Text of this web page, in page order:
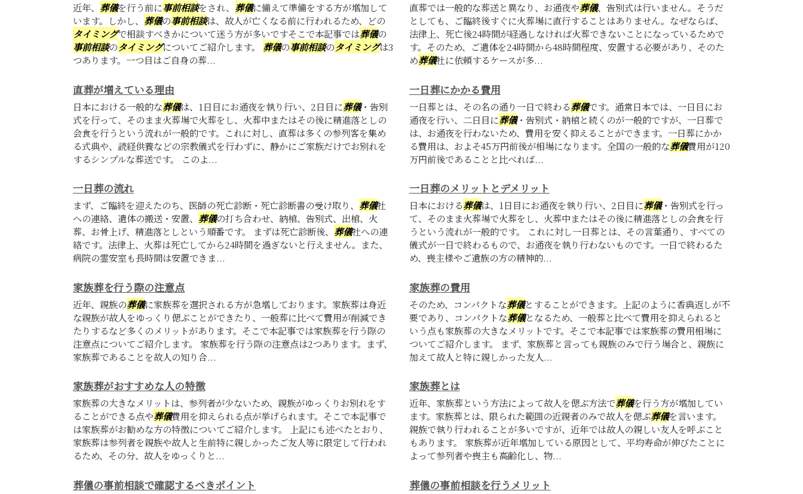
近年、 葬儀を行う前に事前相談をされ、 葬儀に備えて準備をする方が増加して
います。しかし、 葬儀の事前相談は、故人が亡くなる前に行われるため、どの
タイミングで相談すべきかについて迷う方が多いですそこで本記事では葬儀の
事前相談のタイミングについてご紹介します。 葬儀の事前相談のタイミングは3
つあります。一つ目はご自身の葬...
直葬では一般的な葬送と異なり、お通夜や葬儀、告別式は行いません。そうだ
としても、ご臨終後すぐに火葬場に直行することはありません。なぜならば、
法律上、死亡後24時間が経過しなければ火葬できないことになっているためで
す。そのため、ご遺体を24時間から48時間程度、安置する必要があり、そのた
め葬儀社に依頼するケースが多...
直葬が増えている理由
日本における一般的な葬儀は、1日目にお通夜を執り行い、2日目に葬儀・告別
式を行って、そのまま火葬場で火葬をし、火葬中またはその後に精進落としの
会食を行うという流れが一般的です。これに対し、直葬は多くの参列客を集め
る式典や、読経供養などの宗教儀式を行わずに、静かにご家族だけでお別れを
するシンプルな葬送です。 このよ...
一日葬にかかる費用
一日葬とは、その名の通り一日で終わる葬儀です。通常日本では、一日目にお
通夜を行い、二日目に葬儀・告別式・納棺と続くのが一般的ですが、一日葬で
は、お通夜を行わないため、費用を安く抑えることができます。一日葬にかか
る費用は、およそ45万円前後が相場になります。全国の一般的な葬儀費用が120
万円前後であることと比べれば...
一日葬の流れ
まず、ご臨終を迎えたのち、医師の死亡診断・死亡診断書の受け取り、 葬儀社
への連絡、遺体の搬送・安置、 葬儀の打ち合わせ、納棺、告別式、出棺、火
葬、お骨上げ、精進落としという順番です。 まずは死亡診断後、 葬儀社への連
絡です。法律上、火葬は死亡してから24時間を過ぎないと行えません。また、
病院の霊安室も長時間は安置できま...
一日葬のメリットとデメリット
日本における葬儀は、1日目にお通夜を執り行い、2日目に葬儀・告別式を行っ
て、そのまま火葬場で火葬をし、火葬中またはその後に精進落としの会食を行
うという流れが一般的です。 これに対し一日葬とは、その言葉通り、すべての
儀式が一日で終わるもので、お通夜を執り行わないものです。一日で終わるた
め、喪主様やご遺族の方の精神的...
家族葬を行う際の注意点
近年、親族の葬儀に家族葬を選択される方が急増しております。家族葬は身近
な親族が故人をゆっくり偲ぶことができたり、一般葬に比べて費用が削減でき
たりするなど多くのメリットがあります。そこで本記事では家族葬を行う際の
注意点についてご紹介します。 家族葬を行う際の注意点は2つあります。まず、
家族葬であることを故人の知り合...
家族葬の費用
そのため、コンパクトな葬儀とすることができます。上記のように香典返しが不
要であり、コンパクトな葬儀となるため、一般葬と比べて費用を抑えられると
いう点も家族葬の大きなメリットです。そこで本記事では家族葬の費用相場に
ついてご紹介します。 まず、家族葬と言っても親族のみで行う場合と、親族に
加えて故人と特に親しかった友人...
家族葬がおすすめな人の特徴
家族葬の大きなメリットは、参列者が少ないため、親族がゆっくりお別れをす
ることができる点や葬儀費用を抑えられる点が挙げられます。そこで本記事で
は家族葬がお勧めな方の特徴についてご紹介します。 上記にも述べたとおり、
家族葬は参列者を親族や故人と生前特に親しかったご友人等に限定して行われ
るため、その分、故人をゆっくりと...
家族葬とは
近年、家族葬という方法によって故人を偲ぶ方法で葬儀を行う方が増加してい
ます。家族葬とは、限られた範囲の近親者のみで故人を偲ぶ葬儀を言います。
親族で執り行われることが多いですが、近年では故人の親しい友人を呼ぶこと
もあります。 家族葬が近年増加している原因として、平均寿命が伸びたことに
よって参列者や喪主も高齢化し、物...
葬儀の事前相談で確認するべきポイント 葬儀の事前相談を行うメリット